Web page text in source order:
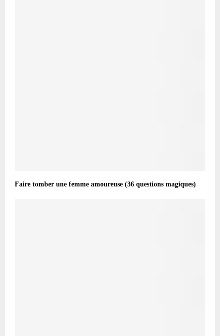
Faire tomber une femme amoureuse (36 questions magiques)